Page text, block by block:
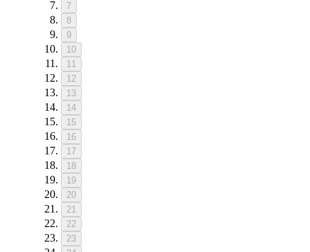
7
8
9
10
11
12
13
14
15
16
17
18
19
20
21
22
23